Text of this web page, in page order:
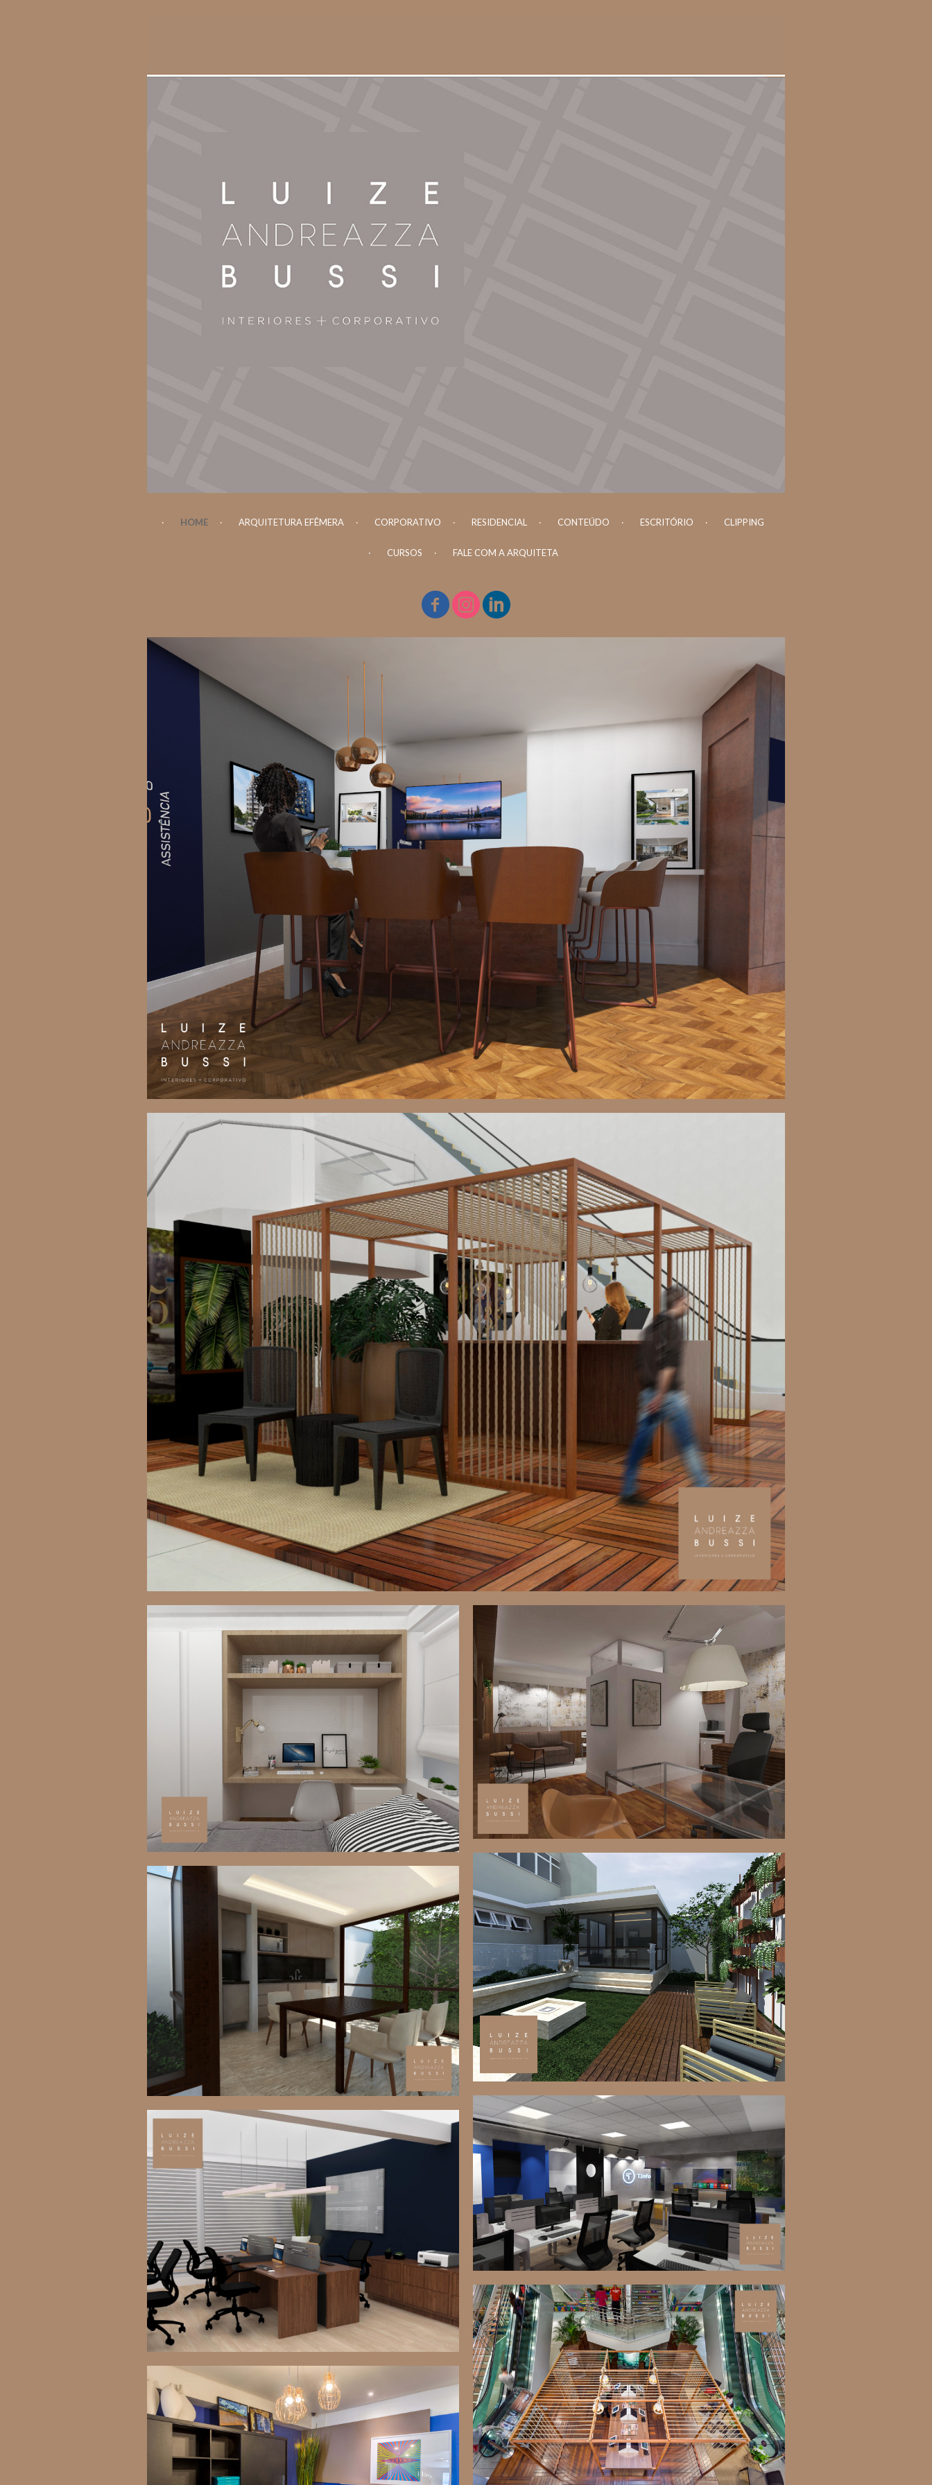
HOME ARQUITETURA EFÊMERA CORPORATIVO RESIDENCIAL CONTEÚDO ESCRITÓRIO CLIPPING
CURSOS FALE COM A ARQUITETA